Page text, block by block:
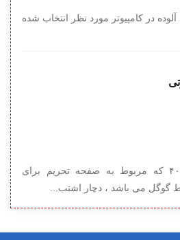
در کامپیوتر مورد نظر انتخاب شده
گوگل درنمایش صفحه ۴۰۳ که مربوط به صفحه تحریم برای
گوگل می باشد ، دچار اشتب...